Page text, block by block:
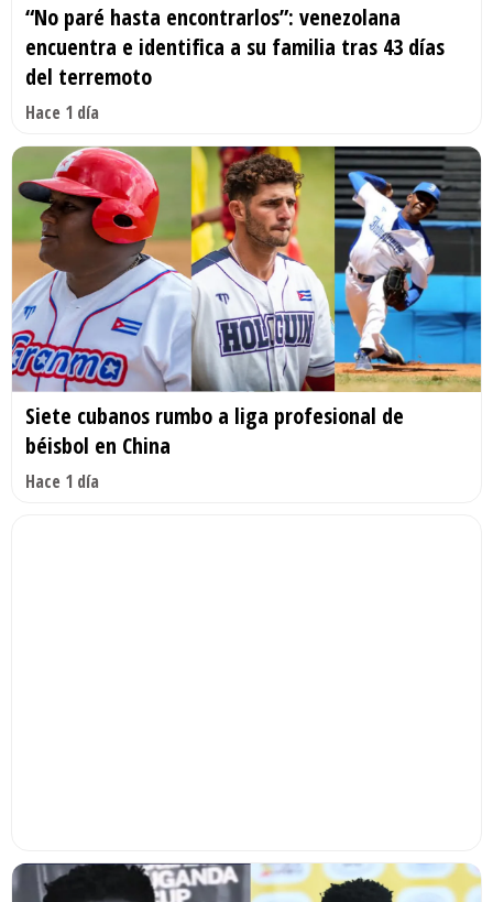
“No paré hasta encontrarlos”: venezolana
encuentra e identifica a su familia tras 43 días
del terremoto
Hace 1 día
Siete cubanos rumbo a liga profesional de
béisbol en China
Hace 1 día